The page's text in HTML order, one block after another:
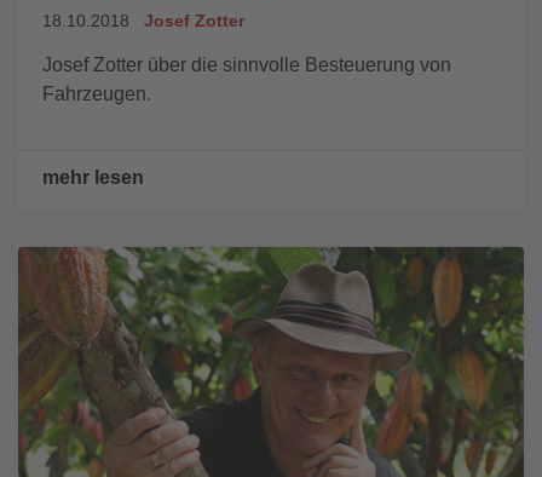
18.10.2018 Josef Zotter
Josef Zotter über die sinnvolle Besteuerung von
Fahrzeugen.
mehr lesen